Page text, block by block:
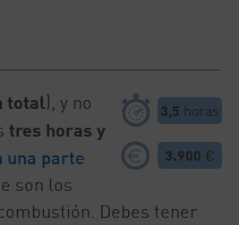
3,5 horas
3.900 €
total), y no
tres horas y
una parte
son los
Debes tener